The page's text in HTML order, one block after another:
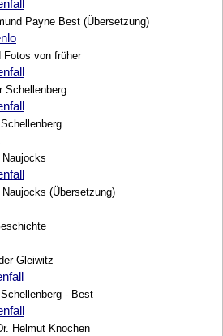
Payne Best (Übersetzung)
von früher
Schellenberg
Naujocks
(Übersetzung)
Gleiwitz
- Best
Helmut Knochen